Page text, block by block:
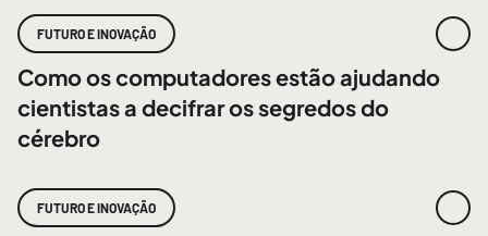
FUTURO E INOVAÇÃO
Como os computadores estão ajudando
cientistas a decifrar os segredos do
cérebro
FUTURO E INOVAÇÃO